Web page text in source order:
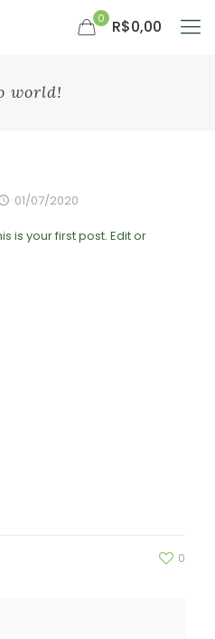
0 R$0,00
world!
01/07/2020
is your first post. Edit or
0